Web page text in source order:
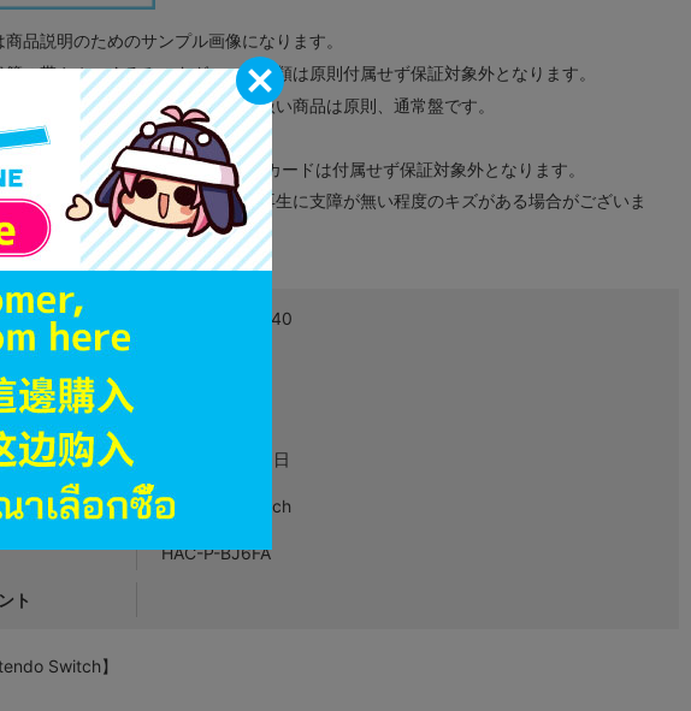
品説明のためのサンプル画像になります。
の帯やぬいぐるみのタグ、コード類は原則付属せず保証対象外となります。
欄に特別な記載が無い限り取り扱い商品は原則、通常盤です。
原則として保証対象外となります。
体には、SDカードなどのメモリーカードは付属せず保証対象外となります。
の読み取り面のキズに関しまして再生に支障が無い程度のキズがある場合がございま
してはコチラ
4549767191140
リ
2024年11月28日
Nintendo Switch
HAC-P-BJ6FA
ト
Switch】